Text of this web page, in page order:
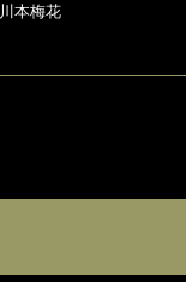
川本梅花